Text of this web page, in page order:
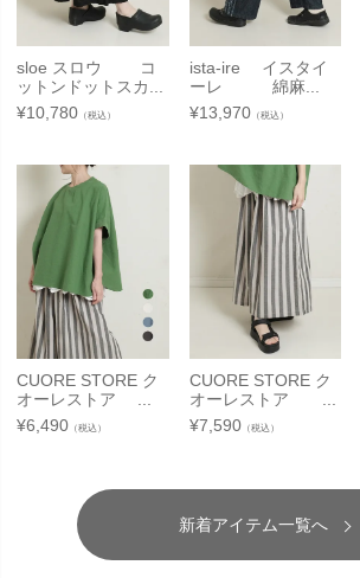
sloe スロウ コ
ットンドットスカ...
¥10,780 （税込）
ista-ire イスタイ
ーレ 綿麻...
¥13,970（税込）
CUORE STORE ク
オーレストア ...
¥6,490 （税込）
CUORE STORE ク
オーレストア ...
¥7,590（税込）
新着アイテム一覧へ